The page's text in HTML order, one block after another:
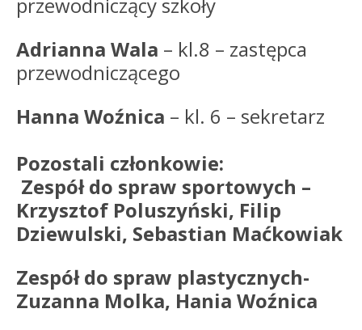
Adrianna Wala – kl.8 – zastępca
przewodniczącego
Hanna Woźnica – kl. 6 – sekretarz
Pozostali członkowie:
Zespół do spraw sportowych –
Krzysztof Poluszyński, Filip
Dziewulski, Sebastian Maćkowiak
Zespół do spraw plastycznych-
Zuzanna Molka, Hania Woźnica